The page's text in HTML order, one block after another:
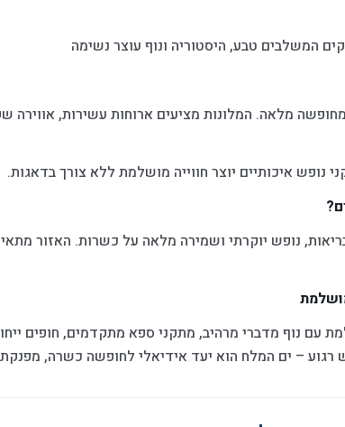
המשלבים טבע, היסטוריה ונוף עוצר נשימה
מלאה. המלונות מציעים ארוחות עשירות, אווירה
נופש איכותיים יוצר חווייה מושלמת ללא צורך בדאגות.
נופש יוקרתי ושמירה מלאה על כשרות. האזור
עם נוף מדברי מרהיב, מתקני ספא מתקדמים, חופים
– ים המלח הוא יעד אידיאלי לחופשה כשרה,